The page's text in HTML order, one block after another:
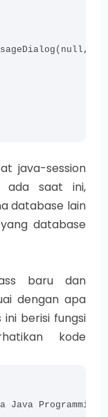
java-session
ada saat ini,
database lain
database
baru dan
dengan apa
ini berisi fungsi
kode
Programming